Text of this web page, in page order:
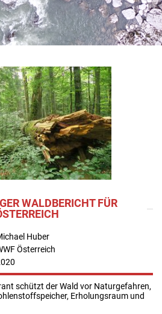
WALDBERICHT FÜR
Huber
Österreich
schützt der Wald vor Naturgefahren,
Erholungsraum und